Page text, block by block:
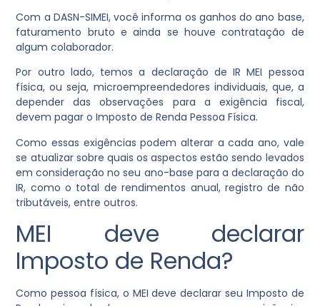
Com a DASN-SIMEI, você informa os ganhos do ano base,
faturamento bruto e ainda se houve contratação de
algum colaborador.
Por outro lado, temos a declaração de IR MEI pessoa
física, ou seja, microempreendedores individuais, que, a
depender das observações para a exigência fiscal,
devem pagar o Imposto de Renda Pessoa Física.
Como essas exigências podem alterar a cada ano, vale
se atualizar sobre quais os aspectos estão sendo levados
em consideração no seu ano-base para a declaração do
IR, como o total de rendimentos anual, registro de não
tributáveis, entre outros.
MEI deve declarar
Imposto de Renda?
Como pessoa física, o MEI deve declarar seu Imposto de